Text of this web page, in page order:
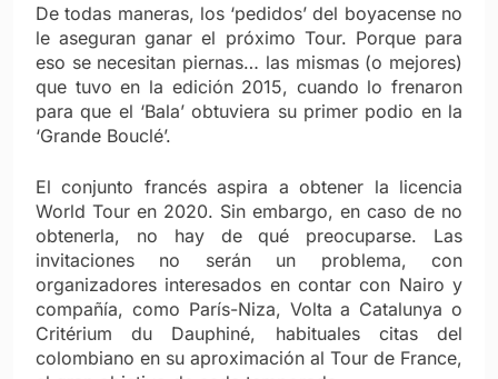
De todas maneras, los ‘pedidos’ del boyacense no
le aseguran ganar el próximo Tour. Porque para
eso se necesitan piernas… las mismas (o mejores)
que tuvo en la edición 2015, cuando lo frenaron
para que el ‘Bala’ obtuviera su primer podio en la
‘Grande Bouclé’.
El conjunto francés aspira a obtener la licencia
World Tour en 2020. Sin embargo, en caso de no
obtenerla, no hay de qué preocuparse. Las
invitaciones no serán un problema, con
organizadores interesados en contar con Nairo y
compañía, como París-Niza, Volta a Catalunya o
Critérium du Dauphiné, habituales citas del
colombiano en su aproximación al Tour de France,